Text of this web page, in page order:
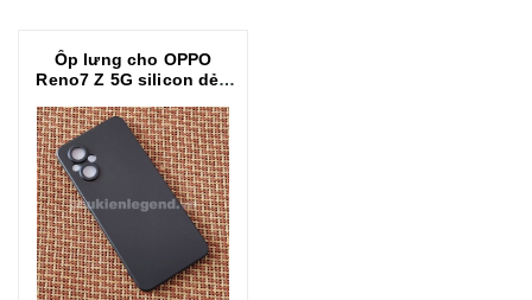
Ốp lưng cho OPPO
Reno7 Z 5G silicon dẻo
bẩn, chống vân tay, bảo
vệ camera